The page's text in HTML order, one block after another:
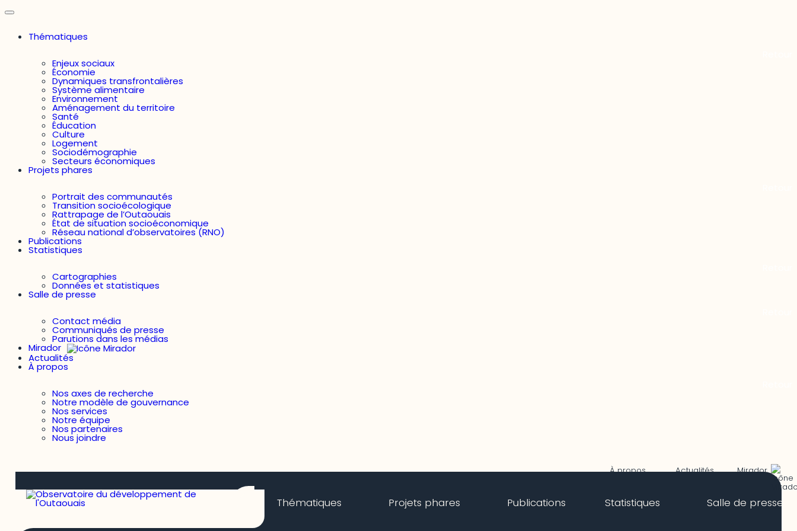
Thématiques
Enjeux sociaux
Économie
Dynamiques transfrontalières
Système alimentaire
Environnement
Aménagement du territoire
Santé
Éducation
Culture
Logement
Sociodémographie
Secteurs économiques
Projets phares
Portrait des communautés
Transition socioécologique
Rattrapage de l’Outaouais
État de situation socioéconomique
Réseau national d’observatoires (RNO)
Publications
Statistiques
Cartographies
Données et statistiques
Salle de presse
Contact média
Communiqués de presse
Parutions dans les médias
Mirador
Actualités
À propos
Nos axes de recherche
Notre modèle de gouvernance
Nos services
Notre équipe
Nos partenaires
Nous joindre
À propos Actualités Mirador
Thématiques Projets phares Publications Statistiques Salle de presse